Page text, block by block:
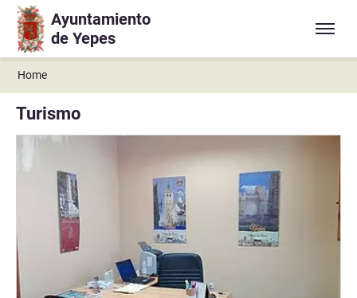
Ir a contenido principal
Ayuntamiento
de Yepes
Home
Turismo